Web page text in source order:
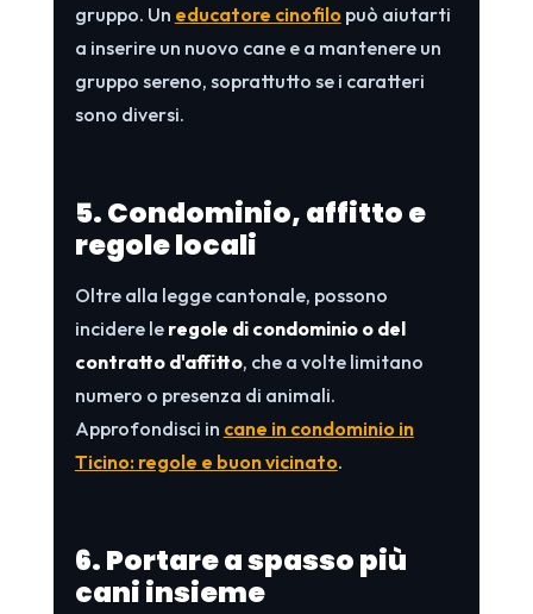
gruppo. Un educatore cinofilo può aiutarti
a inserire un nuovo cane e a mantenere un
gruppo sereno, soprattutto se i caratteri
sono diversi.
5. Condominio, affitto e
regole locali
Oltre alla legge cantonale, possono
incidere le regole di condominio o del
contratto d'affitto, che a volte limitano
numero o presenza di animali.
Approfondisci in cane in condominio in
Ticino: regole e buon vicinato.
6. Portare a spasso più
cani insieme